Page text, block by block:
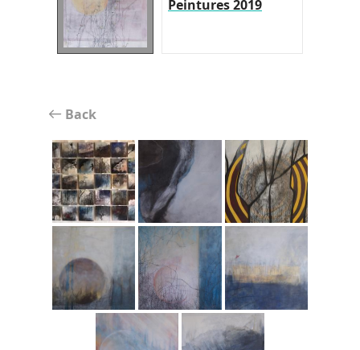
Peintures 2019
Back